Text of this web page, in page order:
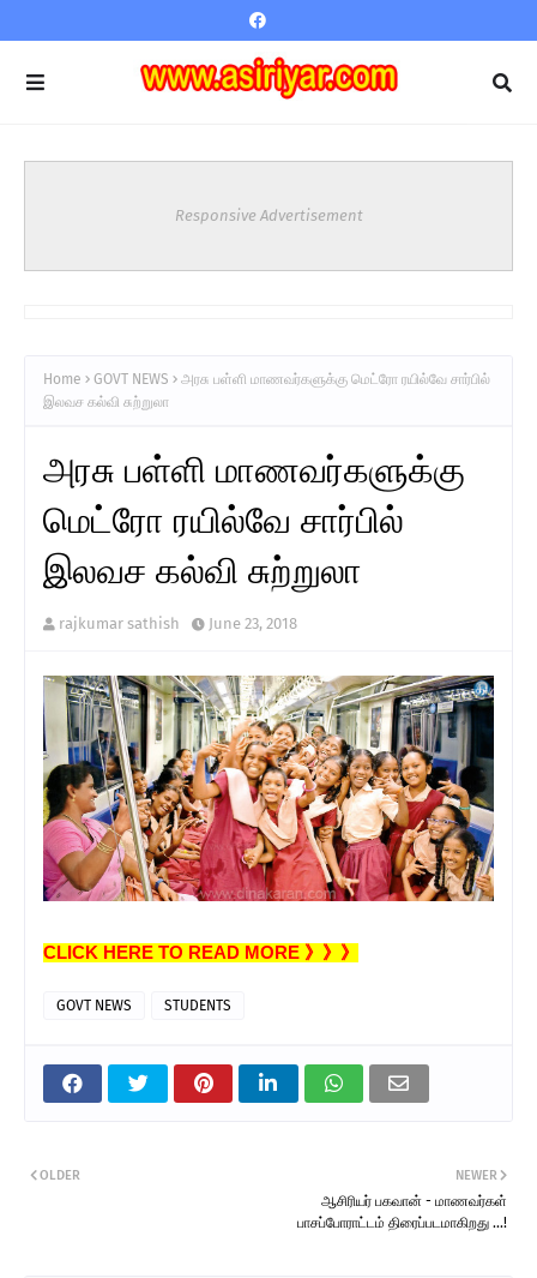
Responsive Advertisement
Home GOVT NEWS
அரசு பள்ளி மாணவர்களுக்கு மெட்ரோ ரயில்வே சார்பில்
இலவச கல்வி சுற்றுலா
அரசு பள்ளி மாணவர்களுக்கு
மெட்ரோ ரயில்வே சார்பில்
இலவச கல்வி சுற்றுலா
rajkumar sathish June 23, 2018
CLICK HERE TO READ MORE 》》》
GOVT NEWS STUDENTS
NEWER
ஆசிரியர் பகவான் - மாணவர்கள்
பாசப்போராட்டம் திரைப்படமாகிறது ...!
OLDER